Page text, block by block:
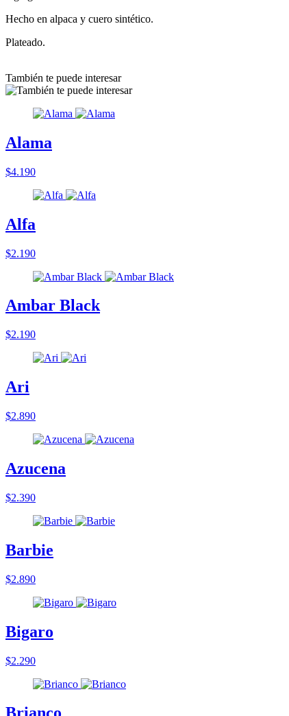
Hecho en alpaca y cuero sintético.
Plateado.
También te puede interesar
Alama
$4.190
Alfa
$2.190
Ambar Black
$2.190
Ari
$2.890
Azucena
$2.390
Barbie
$2.890
Bigaro
$2.290